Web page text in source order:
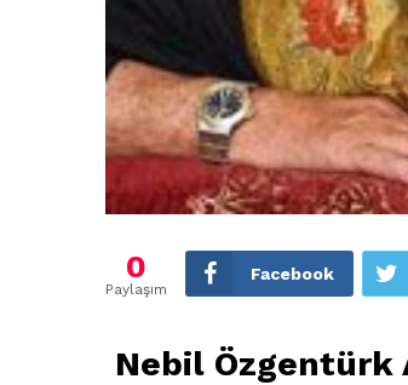
0
Paylaşım
Facebook
Nebil Özgentürk